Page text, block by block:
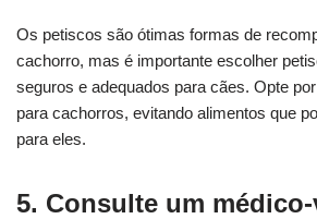
Os petiscos são ótimas formas de
cachorro, mas é importante escolher
seguros e adequados para cães. Opte
para cachorros, evitando alimentos que
para eles.
5. Consulte um